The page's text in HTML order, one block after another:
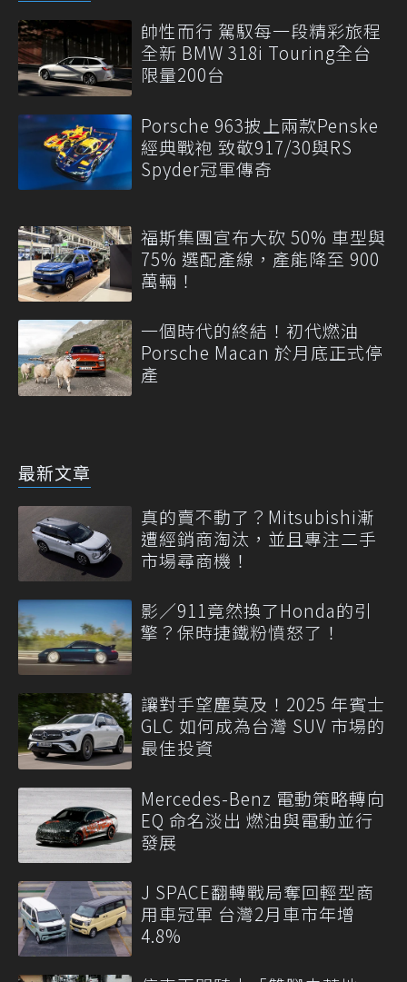
帥性而行 駕馭每一段精彩旅程
全新 BMW 318i Touring全台
限量200台
Porsche 963披上兩款Penske
經典戰袍 致敬917/30與RS
Spyder冠軍傳奇
福斯集團宣布大砍 50% 車型與
75% 選配產線，產能降至 900
萬輛！
一個時代的終結！初代燃油
Porsche Macan 於月底正式停
產
最新文章
真的賣不動了？Mitsubishi漸
遭經銷商淘汰，並且專注二手
市場尋商機！
影／911竟然換了Honda的引
擎？保時捷鐵粉憤怒了！
讓對手望塵莫及！2025 年賓士
GLC 如何成為台灣 SUV 市場的
最佳投資
Mercedes-Benz 電動策略轉向
EQ 命名淡出 燃油與電動並行
發展
J SPACE翻轉戰局奪回輕型商
用車冠軍 台灣2月車市年增
4.8%